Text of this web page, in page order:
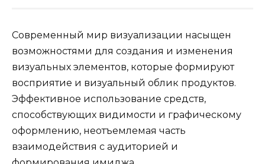
Современный мир визуализации насыщен
возможностями для создания и изменения
визуальных элементов, которые формируют
восприятие и визуальный облик продуктов.
Эффективное использование средств,
способствующих видимости и графическому
оформлению, неотъемлемая часть
взаимодействия с аудиторией и